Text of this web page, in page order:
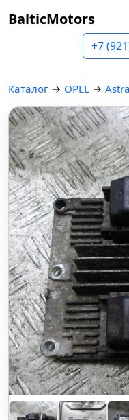
BalticMotors
+7
Каталог → OPEL → Astra